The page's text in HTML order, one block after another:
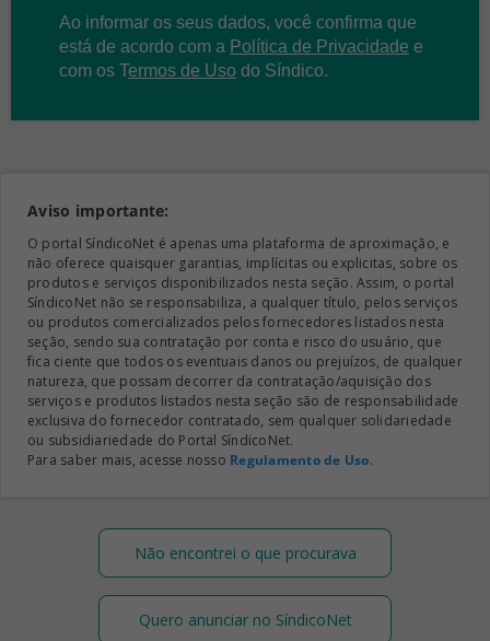
Ao informar os seus dados, você confirma que
está de acordo com a Política de Privacidade e
com os Termos de Uso do Síndico.
Aviso importante:
O portal SíndicoNet é apenas uma plataforma de aproximação, e
não oferece quaisquer garantias, implícitas ou explicitas, sobre os
produtos e serviços disponibilizados nesta seção. Assim, o portal
SíndicoNet não se responsabiliza, a qualquer título, pelos serviços
ou produtos comercializados pelos fornecedores listados nesta
seção, sendo sua contratação por conta e risco do usuário, que
fica ciente que todos os eventuais danos ou prejuízos, de qualquer
natureza, que possam decorrer da contratação/aquisição dos
serviços e produtos listados nesta seção são de responsabilidade
exclusiva do fornecedor contratado, sem qualquer solidariedade
ou subsidiariedade do Portal SíndicoNet.
Para saber mais, acesse nosso Regulamento de Uso.
Não encontrei o que procurava
Quero anunciar no SíndicoNet